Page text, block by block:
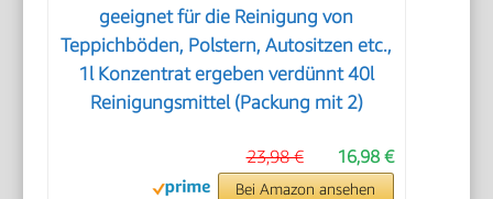
geeignet für die Reinigung von
Teppichböden, Polstern, Autositzen etc.,
1l Konzentrat ergeben verdünnt 40l
Reinigungsmittel (Packung mit 2)
16,98 €
23,98 €
Bei Amazon ansehen